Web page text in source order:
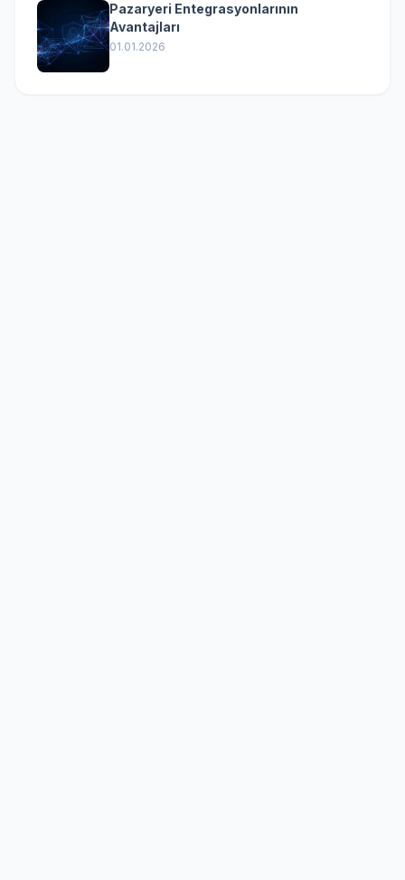
Pazaryeri Entegrasyonlarının
Avantajları
01.01.2026